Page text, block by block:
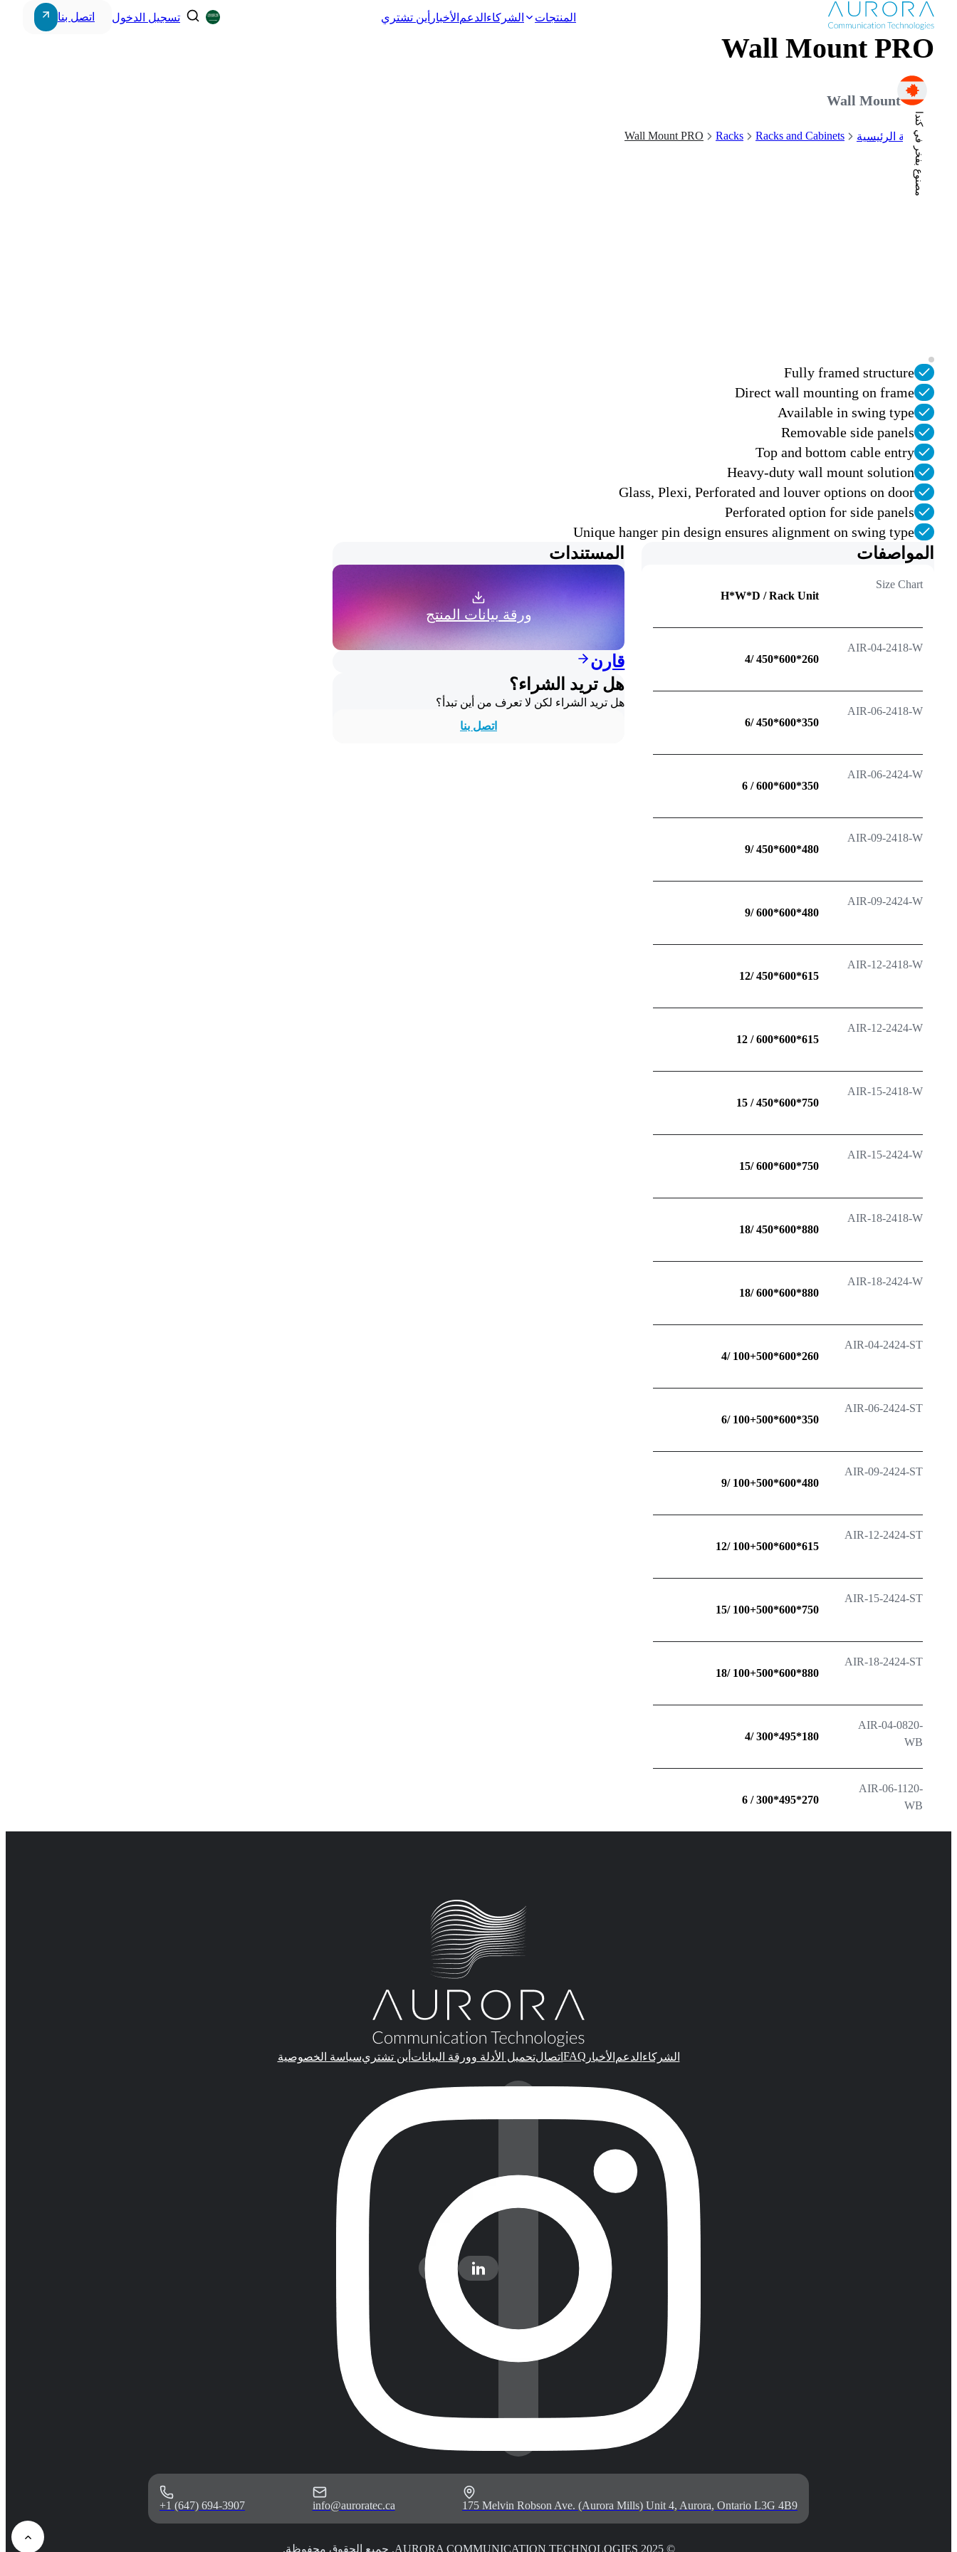
المنتجات الشركاء الدعم الأخبار أين تشتري تسجيل الدخول اتصل بنا
مصنوع بفخر في كندا
Wall Mount PRO
Wall Mount PRO
الصفحة الرئيسية Racks and Cabinets
Racks
Wall Mount PRO
Fully framed structure
Direct wall mounting on frame
Available in swing type
Removable side panels
Top and bottom cable entry
Heavy-duty wall mount solution
Glass, Plexi, Perforated and louver options on door
Perforated option for side panels
Unique hanger pin design ensures alignment on swing type
المواصفات
Size Chart
H*W*D / Rack Unit
AIR-04-2418-W
260*600*450 /4
AIR-06-2418-W
350*600*450 /6
AIR-06-2424-W
350*600*600 / 6
AIR-09-2418-W
480*600*450 /9
AIR-09-2424-W
480*600*600 /9
AIR-12-2418-W
615*600*450 /12
AIR-12-2424-W
615*600*600 / 12
AIR-15-2418-W
750*600*450 / 15
AIR-15-2424-W
750*600*600 /15
AIR-18-2418-W
880*600*450 /18
AIR-18-2424-W
880*600*600 /18
AIR-04-2424-ST
260*600*100+500 /4
AIR-06-2424-ST
350*600*100+500 /6
AIR-09-2424-ST
480*600*100+500 /9
AIR-12-2424-ST
615*600*100+500 /12
AIR-15-2424-ST
750*600*100+500 /15
AIR-18-2424-ST
880*600*100+500 /18
AIR-04-0820-
WB
180*495*300 /4
AIR-06-1120-
WB
270*495*300 / 6
المستندات
ورقة بيانات المنتج
قارن
هل تريد الشراء؟
هل تريد الشراء لكن لا تعرف من أين تبدأ؟
اتصل بنا
الشركاء الدعم الأخبار FAQ اتصالتحميل الأدلة وورقة البيانات أين تشتريسياسة الخصوصية
+1 (647) 694-3907 info@auroratec.ca 175 Melvin Robson Ave. (Aurora Mills) Unit 4, Aurora, Ontario L3G 4B9
© 2025 AURORA COMMUNICATION TECHNOLOGIES. جميع الحقوق محفوظة.